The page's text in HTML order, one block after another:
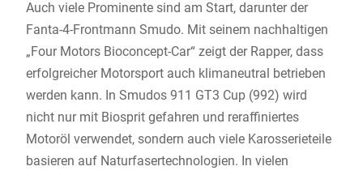
Auch viele Prominente sind am Start, darunter der
Fanta-4-Frontmann Smudo. Mit seinem nachhaltigen
„Four Motors Bioconcept-Car“ zeigt der Rapper, dass
erfolgreicher Motorsport auch klimaneutral betrieben
werden kann. In Smudos 911 GT3 Cup (992) wird
nicht nur mit Biosprit gefahren und reraffiniertes
Motoröl verwendet, sondern auch viele Karosserieteile
basieren auf Naturfasertechnologien. In vielen